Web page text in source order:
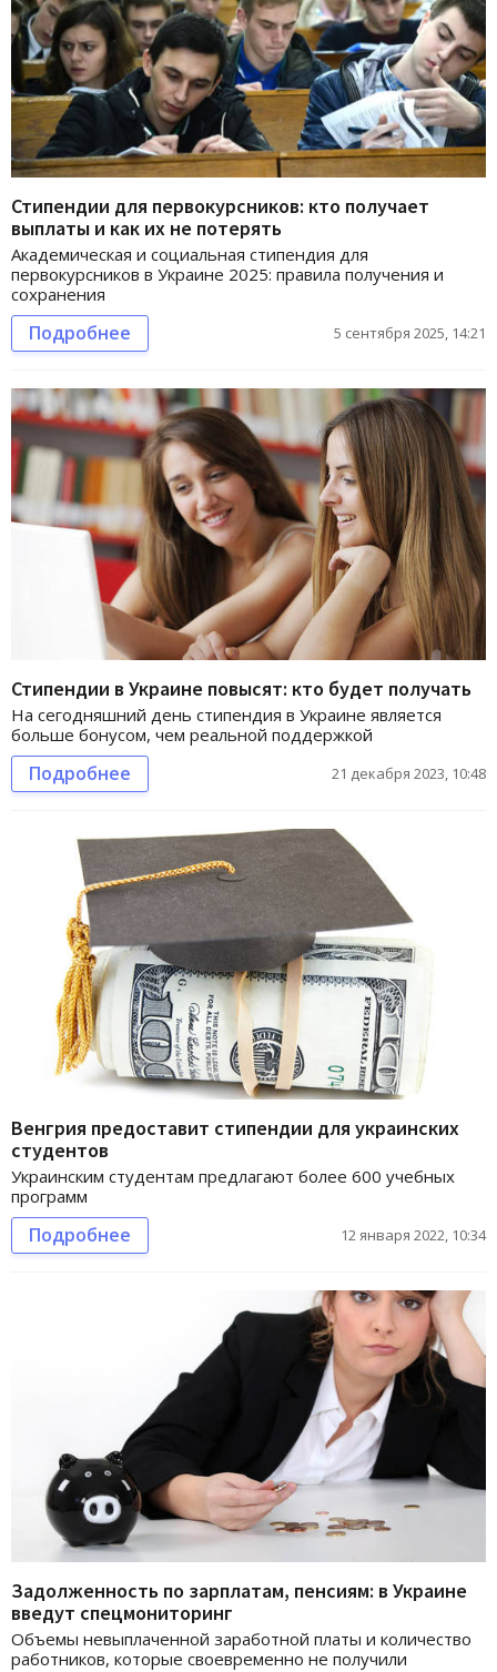
Стипендии для первокурсников: кто получает
выплаты и как их не потерять
Академическая и социальная стипендия для
первокурсников в Украине 2025: правила получения и
сохранения
Подробнее 5 сентября 2025, 14:21
Стипендии в Украине повысят: кто будет получать
На сегодняшний день стипендия в Украине является
больше бонусом, чем реальной поддержкой
Подробнее 21 декабря 2023, 10:48
Венгрия предоставит стипендии для украинских
студентов
Украинским студентам предлагают более 600 учебных
программ
Подробнее 12 января 2022, 10:34
Задолженность по зарплатам, пенсиям: в Украине
введут спецмониторинг
Объемы невыплаченной заработной платы и количество
работников, которые своевременно не получили